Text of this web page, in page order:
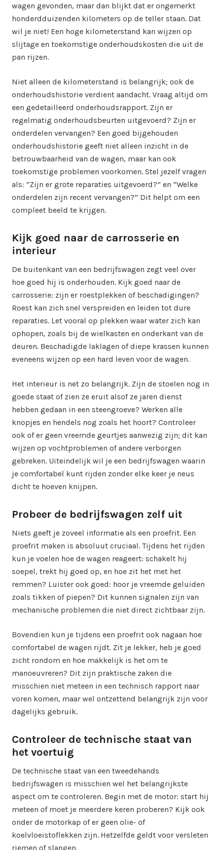
wagen gevonden, maar dan blijkt dat er ongemerkt
honderdduizenden kilometers op de teller staan. Dat
wil je niet! Een hoge kilometerstand kan wijzen op
slijtage en toekomstige onderhoudskosten die uit de
pan rijzen.
Niet alleen de kilometerstand is belangrijk; ook de
onderhoudshistorie verdient aandacht. Vraag altijd om
een gedetailleerd onderhoudsrapport. Zijn er
regelmatig onderhoudsbeurten uitgevoerd? Zijn er
onderdelen vervangen? Een goed bijgehouden
onderhoudshistorie geeft niet alleen inzicht in de
betrouwbaarheid van de wagen, maar kan ook
toekomstige problemen voorkomen. Stel jezelf vragen
als: “Zijn er grote reparaties uitgevoerd?” en “Welke
onderdelen zijn recent vervangen?” Dit helpt om een
compleet beeld te krijgen.
Kijk goed naar de carrosserie en
interieur
De buitenkant van een bedrijfswagen zegt veel over
hoe goed hij is onderhouden. Kijk goed naar de
carrosserie: zijn er roestplekken of beschadigingen?
Roest kan zich snel verspreiden en leiden tot dure
reparaties. Let vooral op plekken waar water zich kan
ophopen, zoals bij de wielkasten en onderkant van de
deuren. Beschadigde laklagen of diepe krassen kunnen
eveneens wijzen op een hard leven voor de wagen.
Het interieur is net zo belangrijk. Zijn de stoelen nog in
goede staat of zien ze eruit alsof ze jaren dienst
hebben gedaan in een steengroeve? Werken alle
knopjes en hendels nog zoals het hoort? Controleer
ook of er geen vreemde geurtjes aanwezig zijn; dit kan
wijzen op vochtproblemen of andere verborgen
gebreken. Uiteindelijk wil je een bedrijfswagen waarin
je comfortabel kunt rijden zonder elke keer je neus
dicht te hoeven knijpen.
Probeer de bedrijfswagen zelf uit
Niets geeft je zoveel informatie als een proefrit. Een
proefrit maken is absoluut cruciaal. Tijdens het rijden
kun je voelen hoe de wagen reageert: schakelt hij
soepel, trekt hij goed op, en hoe zit het met het
remmen? Luister ook goed: hoor je vreemde geluiden
zoals tikken of piepen? Dit kunnen signalen zijn van
mechanische problemen die niet direct zichtbaar zijn.
Bovendien kun je tijdens een proefrit ook nagaan hoe
comfortabel de wagen rijdt. Zit je lekker, heb je goed
zicht rondom en hoe makkelijk is het om te
manoeuvreren? Dit zijn praktische zaken die
misschien niet meteen in een technisch rapport naar
voren komen, maar wel ontzettend belangrijk zijn voor
dagelijks gebruik.
Controleer de technische staat van
het voertuig
De technische staat van een tweedehands
bedrijfswagen is misschien wel het belangrijkste
aspect om te controleren. Begin met de motor: start hij
meteen of moet je meerdere keren proberen? Kijk ook
onder de motorkap of er geen olie- of
koelvloeistoflekken zijn. Hetzelfde geldt voor versleten
riemen of slangen.